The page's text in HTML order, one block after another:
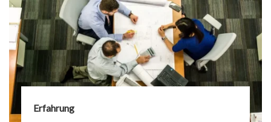
Erfahrung